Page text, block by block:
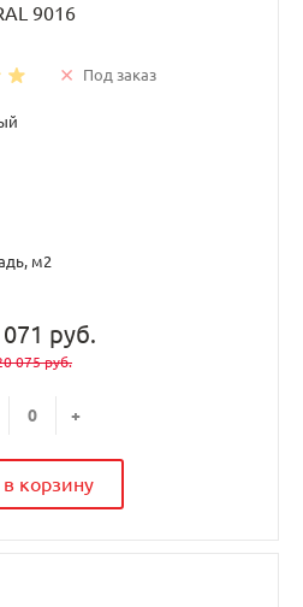
9016
Под заказ
м2
071 руб.
075 руб.
+
в корзину